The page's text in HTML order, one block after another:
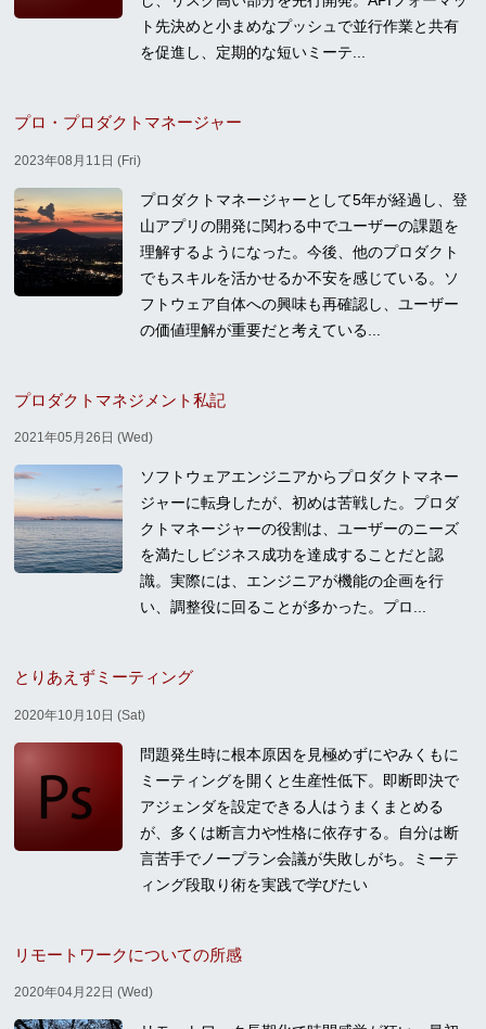
ト先決めと小まめなプッシュで並行作業と共有
を促進し、定期的な短いミーテ...
プロ・プロダクトマネージャー
2023年08月11日 (Fri)
プロダクトマネージャーとして5年が経過し、登
山アプリの開発に関わる中でユーザーの課題を
理解するようになった。今後、他のプロダクト
でもスキルを活かせるか不安を感じている。ソ
フトウェア自体への興味も再確認し、ユーザー
の価値理解が重要だと考えている...
プロダクトマネジメント私記
2021年05月26日 (Wed)
ソフトウェアエンジニアからプロダクトマネー
ジャーに転身したが、初めは苦戦した。プロダ
クトマネージャーの役割は、ユーザーのニーズ
を満たしビジネス成功を達成することだと認
識。実際には、エンジニアが機能の企画を行
い、調整役に回ることが多かった。プロ...
とりあえずミーティング
2020年10月10日 (Sat)
問題発生時に根本原因を見極めずにやみくもに
ミーティングを開くと生産性低下。即断即決で
アジェンダを設定できる人はうまくまとめる
が、多くは断言力や性格に依存する。自分は断
言苦手でノープラン会議が失敗しがち。ミーテ
ィング段取り術を実践で学びたい
リモートワークについての所感
2020年04月22日 (Wed)